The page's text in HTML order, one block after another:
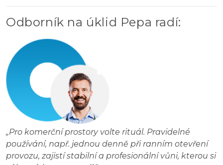
Odborník na úklid Pepa radí:
„Pro komerční prostory volte rituál. Pravidelné
používání, např. jednou denně při ranním otevření
provozu, zajistí stabilní a profesionální vůni, kterou si